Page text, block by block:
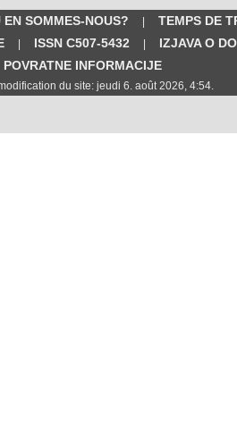
EN SOMMES-NOUS? |
TEMPS DE
| ISSN C507-5432 |
IZJAVA O
POVRATNE INFORMACIJE
du site: jeudi 6. août 2026, 4:54.